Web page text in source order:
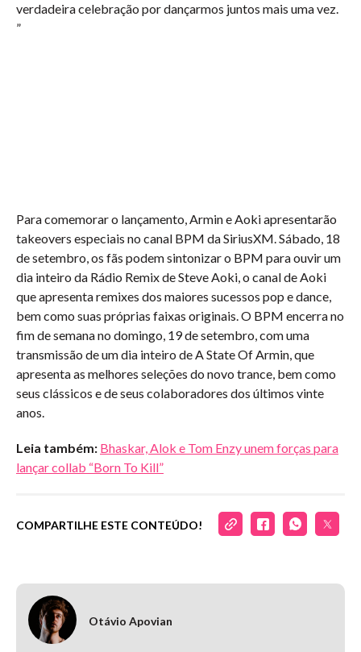
verdadeira celebração por dançarmos juntos mais uma vez.
”
Para comemorar o lançamento, Armin e Aoki apresentarão
takeovers especiais no canal BPM da SiriusXM. Sábado, 18
de setembro, os fãs podem sintonizar o BPM para ouvir um
dia inteiro da Rádio Remix de Steve Aoki, o canal de Aoki
que apresenta remixes dos maiores sucessos pop e dance,
bem como suas próprias faixas originais. O BPM encerra no
fim de semana no domingo, 19 de setembro, com uma
transmissão de um dia inteiro de A State Of Armin, que
apresenta as melhores seleções do novo trance, bem como
seus clássicos e de seus colaboradores dos últimos vinte
anos.
Leia também: Bhaskar, Alok e Tom Enzy unem forças para
lançar collab “Born To Kill”
COMPARTILHE ESTE CONTEÚDO!
Otávio Apovian